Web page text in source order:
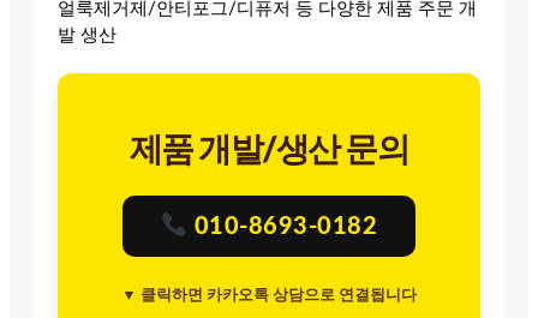
얼룩제거제/안티포그/디퓨저 등 다양한 제품 주문 개
발 생산
제품 개발/생산 문의
010-8693-0182
▼ 클릭하면 카카오톡 상담으로 연결됩니다